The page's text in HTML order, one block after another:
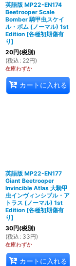
英語版 MP22-EN174
Beetrooper Scale
Bomber 騎甲虫スケイ
ル・ボム (ノーマル) 1st
Edition [各種初期傷有
り]
20円(税別)
(税込 : 22円)
在庫わずか
カートに入れる
英語版 MP22-EN177
Giant Beetrooper
Invincible Atlas 大騎甲
虫インヴィンシブル・ア
トラス (ノーマル) 1st
Edition [各種初期傷有
り]
30円(税別)
(税込 : 33円)
在庫わずか
カートに入れる